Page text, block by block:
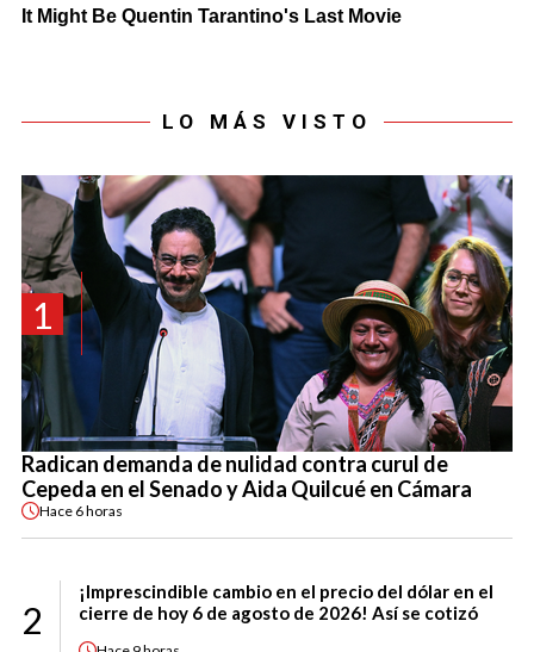
LO MÁS VISTO
1
Radican demanda de nulidad contra curul de
Cepeda en el Senado y Aida Quilcué en Cámara
Hace 6 horas
2
¡Imprescindible cambio en el precio del dólar en el
cierre de hoy 6 de agosto de 2026! Así se cotizó